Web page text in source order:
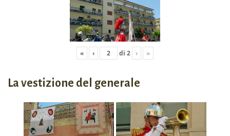
« ‹ di 2 › »
La vestizione del generale